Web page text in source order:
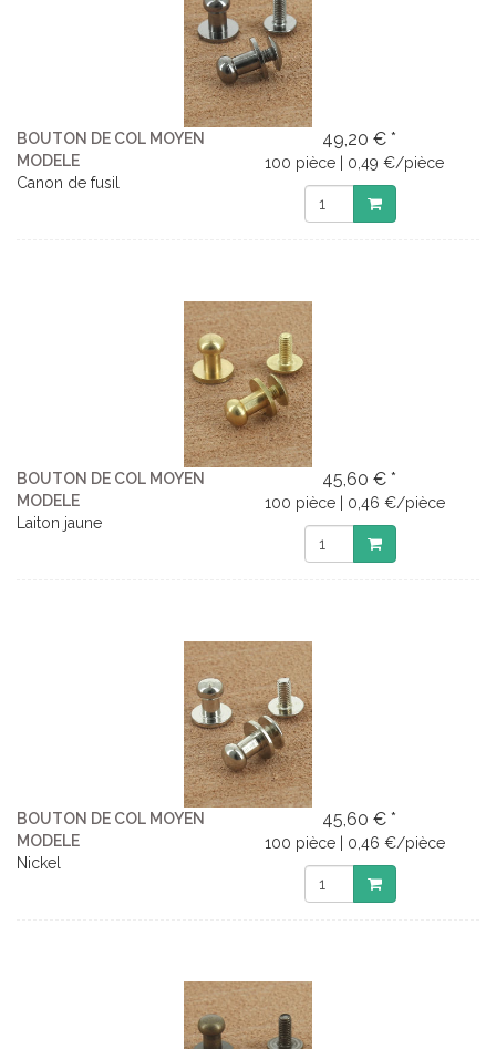
BOUTON DE COL MOYEN
MODELE
Canon de fusil
49,20 € *
100 pièce | 0,49 €/pièce
BOUTON DE COL MOYEN
MODELE
Laiton jaune
45,60 € *
100 pièce | 0,46 €/pièce
BOUTON DE COL MOYEN
MODELE
Nickel
45,60 € *
100 pièce | 0,46 €/pièce